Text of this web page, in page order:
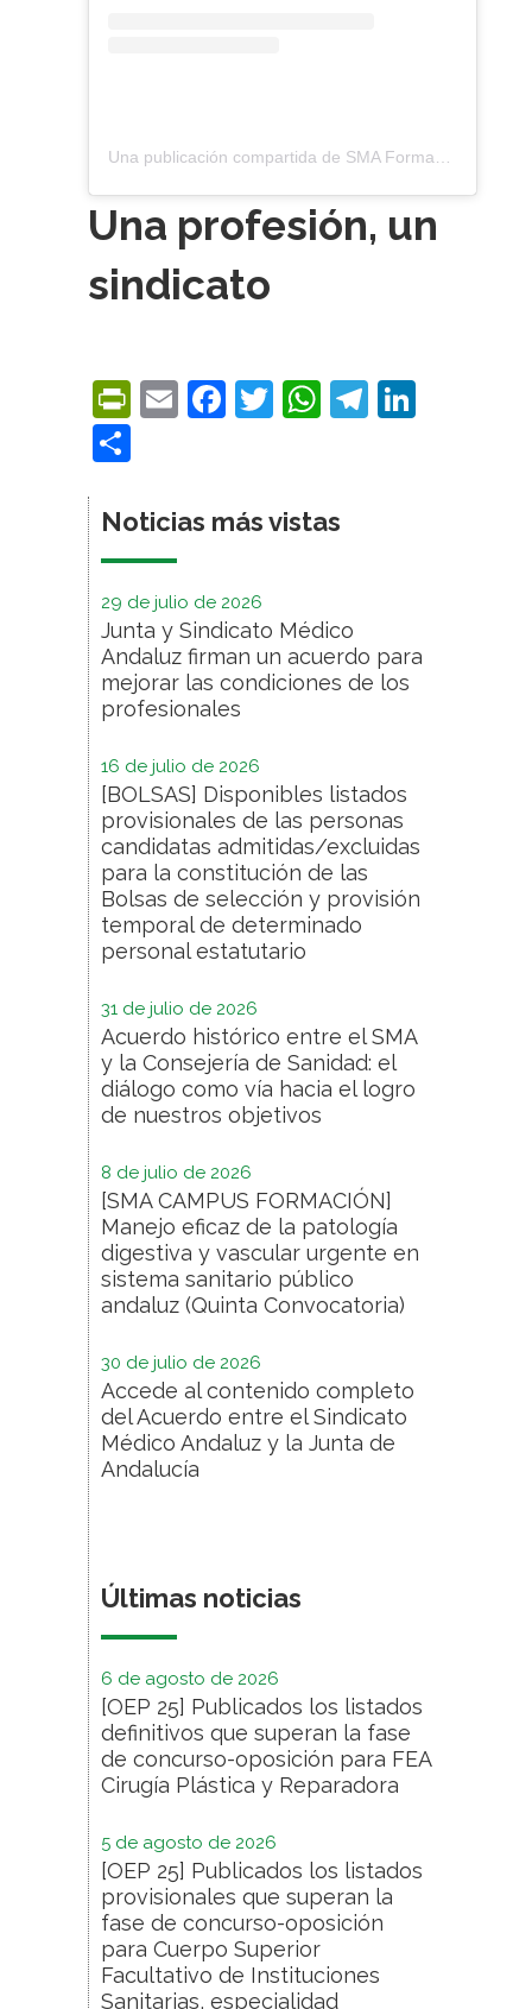
Una publicación compartida de SMA Formacion (@smaformacion)
Una profesión, un
sindicato
PrintFriendly
EmailFacebook
Twitter
WhatsApp
Noticias más vistas
29 de julio de 2026
Junta y Sindicato Médico
Andaluz firman un acuerdo para
mejorar las condiciones de los
profesionales
16 de julio de 2026
[BOLSAS] Disponibles listados
provisionales de las personas
candidatas admitidas/excluidas
para la constitución de las
Bolsas de selección y provisión
temporal de determinado
personal estatutario
31 de julio de 2026
Acuerdo histórico entre el SMA
y la Consejería de Sanidad: el
diálogo como vía hacia el logro
de nuestros objetivos
8 de julio de 2026
[SMA CAMPUS FORMACIÓN]
Manejo eficaz de la patología
digestiva y vascular urgente en
sistema sanitario público
andaluz (Quinta Convocatoria)
30 de julio de 2026
Accede al contenido completo
del Acuerdo entre el Sindicato
Médico Andaluz y la Junta de
Andalucía
Últimas noticias
6 de agosto de 2026
[OEP 25] Publicados los listados
definitivos que superan la fase
de concurso-oposición para FEA
Cirugía Plástica y Reparadora
5 de agosto de 2026
[OEP 25] Publicados los listados
provisionales que superan la
fase de concurso-oposición
para Cuerpo Superior
Facultativo de Instituciones
Sanitarias, especialidad